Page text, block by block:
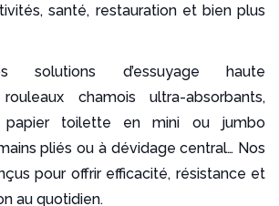
santé, restauration et bien plus
solutions d’essuyage haute
chamois ultra-absorbants,
papier toilette en mini ou jumbo
pliés ou à dévidage central… Nos
pour offrir efficacité, résistance et
au quotidien.